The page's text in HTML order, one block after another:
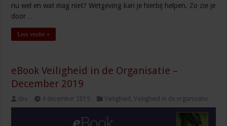
nu wel en wat mag niet? Wetgeving kan je hierbij helpen. Zo zie je
door …
Lees verder »
eBook Veiligheid in de Organisatie –
December 2019
sbo 4 december 2019 Veiligheid ,Veiligheid in de organisatie